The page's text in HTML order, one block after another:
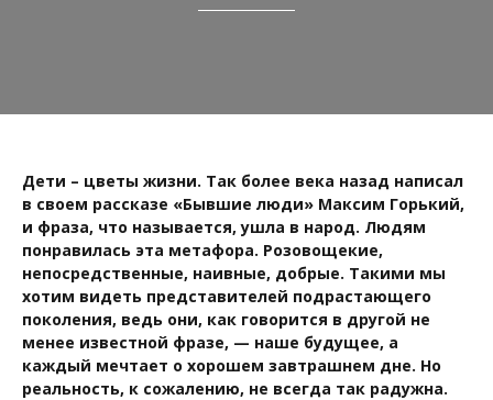
Дети – цветы жизни. Так более века назад написал
в своем рассказе «Бывшие люди» Максим Горький,
и фраза, что называется, ушла в народ. Людям
понравилась эта метафора. Розовощекие,
непосредственные, наивные, добрые. Такими мы
хотим видеть представителей подрастающего
поколения, ведь они, как говорится в другой не
менее известной фразе, — наше будущее, а
каждый мечтает о хорошем завтрашнем дне. Но
реальность, к сожалению, не всегда так радужна.